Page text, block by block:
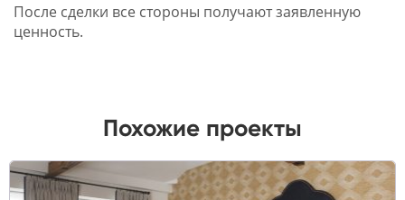
После сделки все стороны получают заявленную
ценность.
Похожие проекты